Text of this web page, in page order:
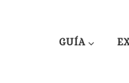
GUÍA